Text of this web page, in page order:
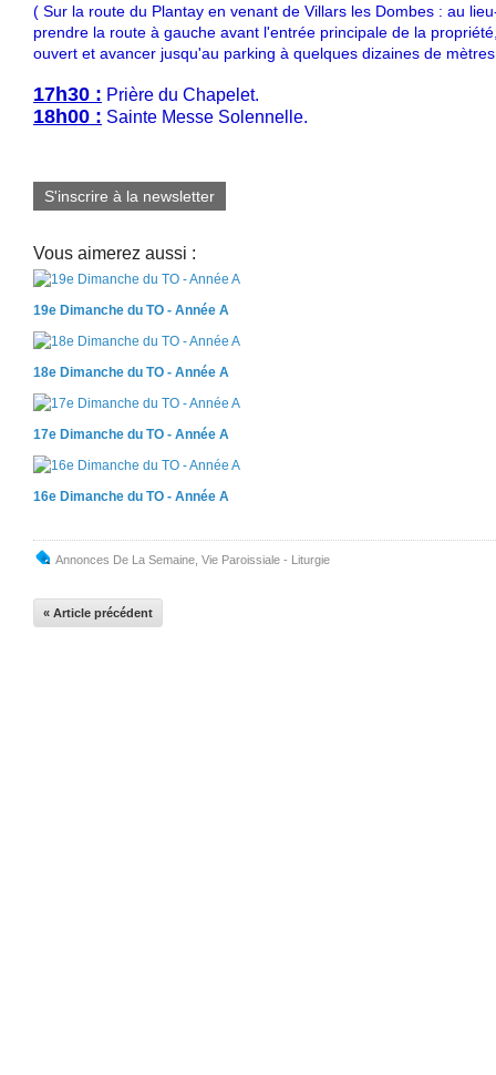
( Sur la route du Plantay en venant de Villars les Dombes : au
prendre la route à gauche avant l'entrée principale de la
ouvert et avancer jusqu'au parking à quelques dizaines de
17h30 : Prière du Chapelet.
18h00 : Sainte Messe Solennelle.
S'inscrire à la newsletter
Vous aimerez aussi :
19e Dimanche du TO - Année A
18e Dimanche du TO - Année A
17e Dimanche du TO - Année A
16e Dimanche du TO - Année A
Annonces De La Semaine Vie Paroissiale - Liturgie
« Article précédent